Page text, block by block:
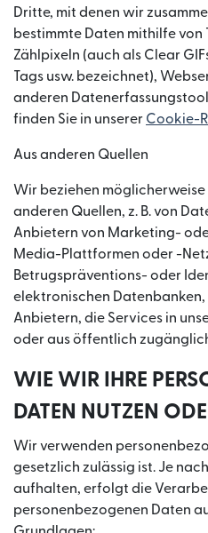
Dritte, mit denen wir
bestimmte Daten mithilfe
Zählpixeln (auch als Clear
Tags usw. bezeichnet),
anderen
finden Sie in unserer Cookie-
Aus anderen Quellen
Wir beziehen möglicherweise
anderen Quellen, z. B. von
Anbietern von Marketing-
Media-Plattformen oder -
Betrugspräventions- oder
elektronischen
Anbietern, die Services in
oder aus öffentlich
WIE WIR IHRE
DATEN NUTZEN
Wir verwenden
gesetzlich zulässig ist. Je
aufhalten, erfolgt die
personenbezogenen Daten